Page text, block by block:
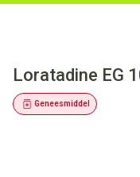
Loratadine EG
Geneesmiddel